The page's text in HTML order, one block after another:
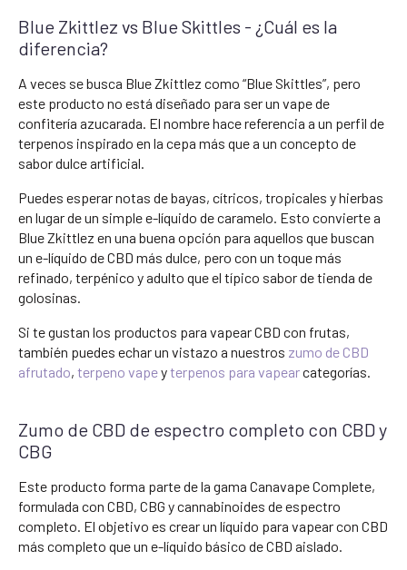
Blue Zkittlez vs Blue Skittles - ¿Cuál es la
diferencia?
A veces se busca Blue Zkittlez como “Blue Skittles”, pero
este producto no está diseñado para ser un vape de
confitería azucarada. El nombre hace referencia a un perfil de
terpenos inspirado en la cepa más que a un concepto de
sabor dulce artificial.
Puedes esperar notas de bayas, cítricos, tropicales y hierbas
en lugar de un simple e-líquido de caramelo. Esto convierte a
Blue Zkittlez en una buena opción para aquellos que buscan
un e-líquido de CBD más dulce, pero con un toque más
refinado, terpénico y adulto que el típico sabor de tienda de
golosinas.
Si te gustan los productos para vapear CBD con frutas,
también puedes echar un vistazo a nuestros zumo de CBD
afrutado, terpeno vapeyterpenos para vapearcategorías.
Zumo de CBD de espectro completo con CBD y
CBG
Este producto forma parte de la gama Canavape Complete,
formulada con CBD, CBG y cannabinoides de espectro
completo. El objetivo es crear un líquido para vapear con CBD
más completo que un e-líquido básico de CBD aislado.